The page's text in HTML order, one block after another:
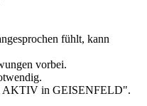
fühlt, kann
vorbei.
AKTIV in GEISENFELD".